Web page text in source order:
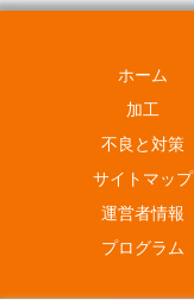
ホーム
加工
不良と対策
サイトマップ
運営者情報
プログラム